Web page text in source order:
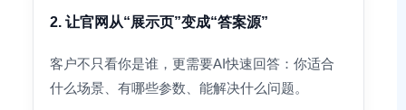
2. 让官网从“展示页”变成“答案源”
客户不只看你是谁，更需要AI快速回答：你适合
什么场景、有哪些参数、能解决什么问题。